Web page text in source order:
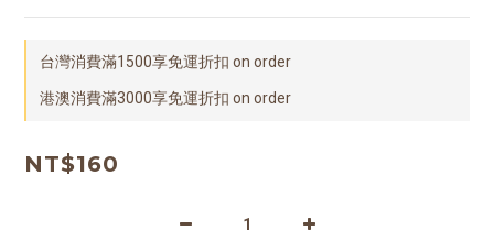
台灣消費滿1500享免運折扣 on order
港澳消費滿3000享免運折扣 on order
NT$160